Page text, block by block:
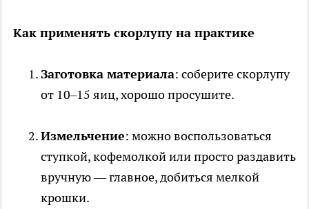
Как применять скорлупу на практике
Заготовка материала: соберите скорлупу
от 10–15 яиц, хорошо просушите.
Измельчение: можно воспользоваться
ступкой, кофемолкой или просто раздавить
вручную — главное, добиться мелкой
крошки.